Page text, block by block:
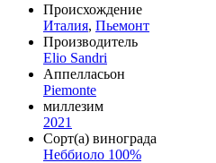
Происхождение
Италия, Пьемонт
Производитель
Elio Sandri
Аппелласьон
Piemonte
миллезим
2021
Сорт(а) винограда
Неббиоло 100%